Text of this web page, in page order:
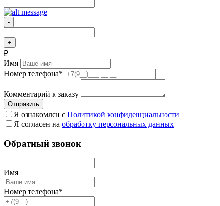
-
+
₽
Имя
Номер телефона*
Комментарий к заказу
Отправить
Я ознакомлен с Политикой конфиденциальности
Я согласен на обработку персональных данных
Обратный звонок
Имя
Номер телефона*